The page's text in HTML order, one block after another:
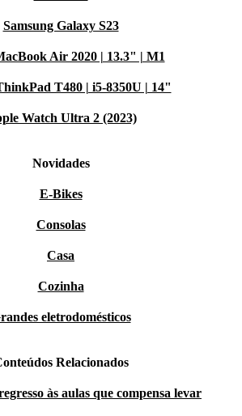
Samsung Galaxy S23
Air 2020 | 13.3" | M1
T480 | i5-8350U | 14"
Watch Ultra 2 (2023)
Novidades
E-Bikes
Consolas
Casa
Cozinha
eletrodomésticos
Relacionados
às aulas que compensa levar